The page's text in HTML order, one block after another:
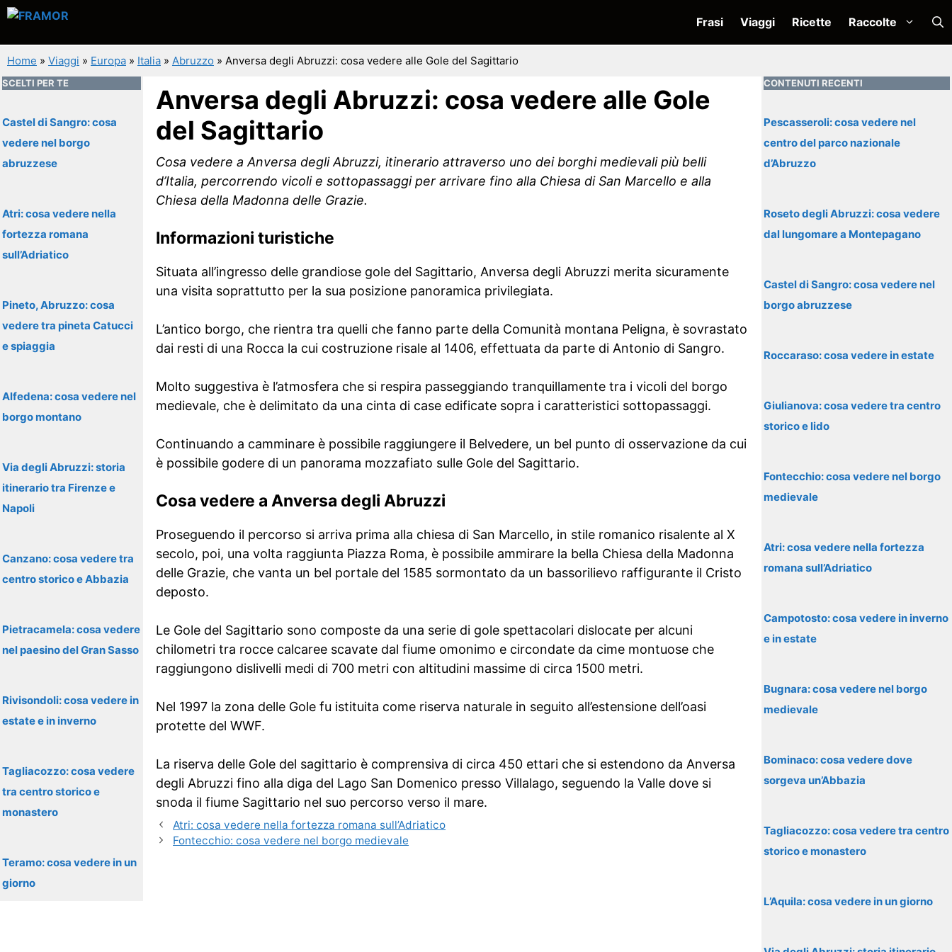
Vai
contenuto
Frasi Viaggi Ricette Raccolte
Home » Viaggi » Europa » Italia » Abruzzo » Anversa degli Abruzzi: cosa vedere alle Gole del Sagittario
Anversa degli Abruzzi: cosa vedere alle Gole
del Sagittario
Cosa vedere a Anversa degli Abruzzi, itinerario attraverso uno dei borghi medievali più belli
d’Italia, percorrendo vicoli e sottopassaggi per arrivare fino alla Chiesa di San Marcello e alla
Chiesa della Madonna delle Grazie.
Informazioni turistiche
Situata all’ingresso delle grandiose gole del Sagittario, Anversa degli Abruzzi merita sicuramente
una visita soprattutto per la sua posizione panoramica privilegiata.
L’antico borgo, che rientra tra quelli che fanno parte della Comunità montana Peligna, è sovrastato
dai resti di una Rocca la cui costruzione risale al 1406, effettuata da parte di Antonio di Sangro.
Molto suggestiva è l’atmosfera che si respira passeggiando tranquillamente tra i vicoli del borgo
medievale, che è delimitato da una cinta di case edificate sopra i caratteristici sottopassaggi.
Continuando a camminare è possibile raggiungere il Belvedere, un bel punto di osservazione da cui
è possibile godere di un panorama mozzafiato sulle Gole del Sagittario.
Cosa vedere a Anversa degli Abruzzi
Proseguendo il percorso si arriva prima alla chiesa di San Marcello, in stile romanico risalente al X
secolo, poi, una volta raggiunta Piazza Roma, è possibile ammirare la bella Chiesa della Madonna
delle Grazie, che vanta un bel portale del 1585 sormontato da un bassorilievo raffigurante il Cristo
deposto.
Le Gole del Sagittario sono composte da una serie di gole spettacolari dislocate per alcuni
chilometri tra rocce calcaree scavate dal fiume omonimo e circondate da cime montuose che
raggiungono dislivelli medi di 700 metri con altitudini massime di circa 1500 metri.
Nel 1997 la zona delle Gole fu istituita come riserva naturale in seguito all’estensione dell’oasi
protette del WWF.
La riserva delle Gole del sagittario è comprensiva di circa 450 ettari che si estendono da Anversa
degli Abruzzi fino alla diga del Lago San Domenico presso Villalago, seguendo la Valle dove si
snoda il fiume Sagittario nel suo percorso verso il mare.
Atri: cosa vedere nella fortezza romana sull’Adriatico
Fontecchio: cosa vedere nel borgo medievale
SCELTI PER TE
Castel di Sangro: cosa
vedere nel borgo
abruzzese
Atri: cosa vedere nella
fortezza romana
sull’Adriatico
Pineto, Abruzzo: cosa
vedere tra pineta Catucci
e spiaggia
Alfedena: cosa vedere nel
borgo montano
Via degli Abruzzi: storia
itinerario tra Firenze e
Napoli
Canzano: cosa vedere tra
centro storico e Abbazia
Pietracamela: cosa vedere
nel paesino del Gran Sasso
Rivisondoli: cosa vedere in
estate e in inverno
Tagliacozzo: cosa vedere
tra centro storico e
monastero
Teramo: cosa vedere in un
giorno
CONTENUTI RECENTI
Pescasseroli: cosa vedere nel
centro del parco nazionale
d’Abruzzo
Roseto degli Abruzzi: cosa vedere
dal lungomare a Montepagano
Castel di Sangro: cosa vedere nel
borgo abruzzese
Roccaraso: cosa vedere in estate
Giulianova: cosa vedere tra centro
storico e lido
Fontecchio: cosa vedere nel borgo
medievale
Atri: cosa vedere nella fortezza
romana sull’Adriatico
Campotosto: cosa vedere in inverno
e in estate
Bugnara: cosa vedere nel borgo
medievale
Bominaco: cosa vedere dove
sorgeva un’Abbazia
Tagliacozzo: cosa vedere tra centro
storico e monastero
L’Aquila: cosa vedere in un giorno